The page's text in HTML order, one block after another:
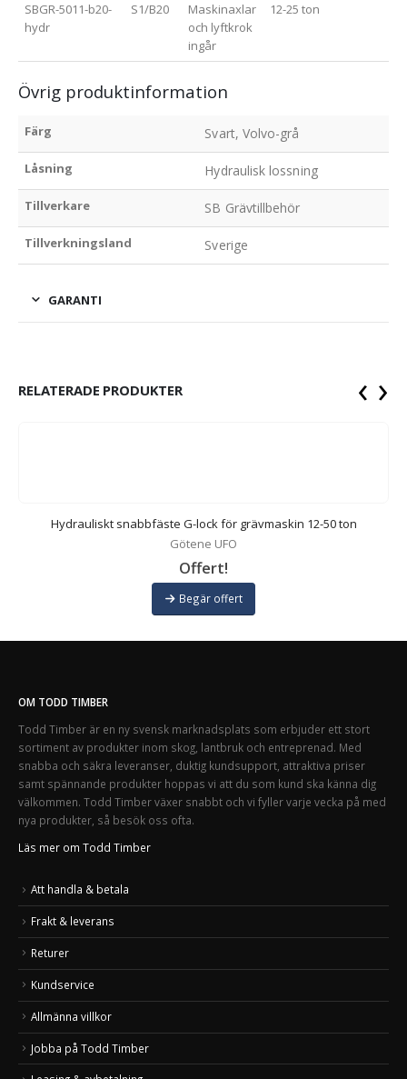
SBGR-5011-b20-
hydr
S1/B20
Maskinaxlar
och lyftkrok
ingår
12-25 ton
Övrig produktinformation
Färg Svart, Volvo-grå
Låsning Hydraulisk lossning
Tillverkare SB Grävtillbehör
Tillverkningsland Sverige
GARANTI
RELATERADE PRODUKTER
Hydrauliskt snabbfäste G-lock för grävmaskin 12-50 ton
Götene UFO
Offert!
Begär offert
‹ ›
OM TODD TIMBER
Todd Timber är en ny svensk marknadsplats som erbjuder ett stort
sortiment av produkter inom skog, lantbruk och entreprenad. Med
snabba och säkra leveranser, duktig kundsupport, attraktiva priser
samt spännande produkter hoppas vi att du som kund ska känna dig
välkommen. Todd Timber växer snabbt och vi fyller varje vecka på med
nya produkter, så besök oss ofta.
Läs mer om Todd Timber
Att handla & betala
Frakt & leverans
Returer
Kundservice
Allmänna villkor
Jobba på Todd Timber